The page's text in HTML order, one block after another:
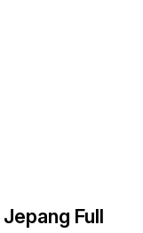
Full